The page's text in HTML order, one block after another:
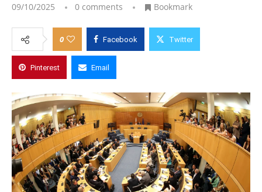
09/10/2025 0 comments Bookmark
0 Facebook Twitter
Pinterest Email